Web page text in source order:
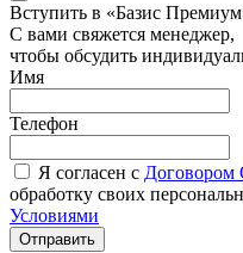
Вступить в «Базис
С вами свяжется менеджер,
чтобы обсудить
Имя
Телефон
Я согласен с Договором
обработку своих
Условиями
Отправить